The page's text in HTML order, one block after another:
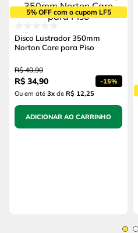
5% OFF com o cupom LF5
Disco Lustrador 350mm
Norton Care para Piso
R$ 40,90
R$ 34,90 -15%
Ou em até 3x de R$ 12,25
ADICIONAR AO CARRINHO